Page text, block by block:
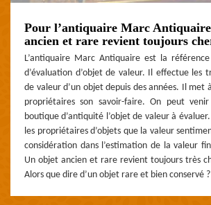
Pour l’antiquaire Marc
ancien et rare revient toujours
L’antiquaire Marc Antiquaire est la
d’évaluation d’objet de valeur. Il effectue les
de valeur d’un objet depuis des années. Il met
propriétaires son savoir-faire. On peut
boutique d’antiquité l’objet de valeur à
les propriétaires d’objets que la valeur
considération dans l’estimation de la valeur
Un objet ancien et rare revient toujours très
Alors que dire d’un objet rare et bien conservé ?